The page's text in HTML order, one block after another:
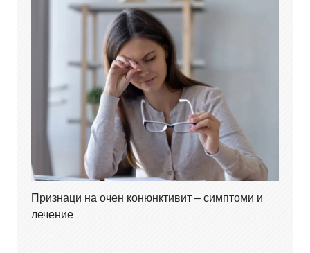
Признаци на очен конюнктивит – симптоми и
лечение